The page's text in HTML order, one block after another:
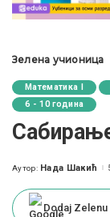
Зелена учионица
Математика I
6 - 10 година
Posted
Аутор: Нада Шакић
Dodaj